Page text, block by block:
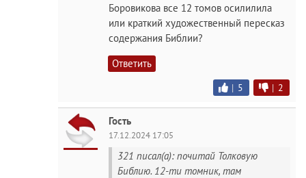
Боровикова все 12 томов осилилила
или краткий художественный пересказ
содержания Библии?
Ответить
| 5 | 2
Гость
17.12.2024 17:05
321 писал(а): почитай Толковую
Библию. 12-ти томник, там